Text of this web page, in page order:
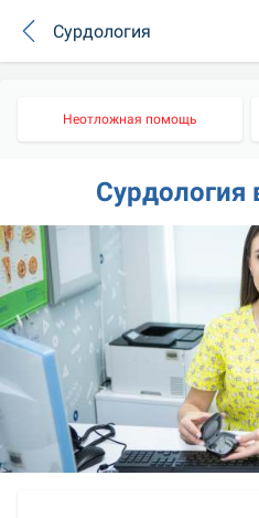
Сурдология
Неотложная помощь
Сурдология